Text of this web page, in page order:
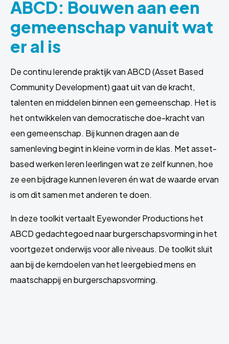
ABCD: Bouwen aan een
gemeenschap vanuit wat
er al is
De continu lerende praktijk van ABCD (Asset Based
Community Development) gaat uit van de kracht,
talenten en middelen binnen een gemeenschap. Het is
het ontwikkelen van democratische doe-kracht van
een gemeenschap. Bij kunnen dragen aan de
samenleving begint in kleine vorm in de klas. Met asset-
based werken leren leerlingen wat ze zelf kunnen, hoe
ze een bijdrage kunnen leveren én wat de waarde ervan
is om dit samen met anderen te doen.
In deze toolkit vertaalt Eyewonder Productions het
ABCD gedachtegoed naar burgerschapsvorming in het
voortgezet onderwijs voor alle niveaus. De toolkit sluit
aan bij de kerndoelen van het leergebied mens en
maatschappij en burgerschapsvorming.